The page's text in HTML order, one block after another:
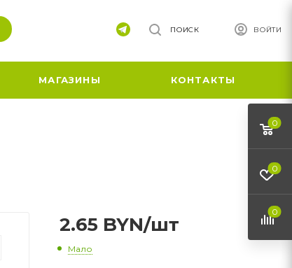
ВОЙТИ
ПОИСК
МАГАЗИНЫ КОНТАКТЫ
2.65 BYN/шт
Мало
0
0
0